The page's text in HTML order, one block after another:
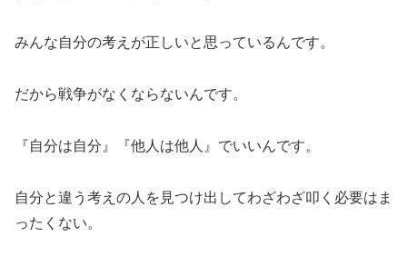
みんな自分の考えが正しいと思っているんです。
だから戦争がなくならないんです。
『自分は自分』『他人は他人』でいいんです。
自分と違う考えの人を見つけ出してわざわざ叩く必要はま
ったくない。